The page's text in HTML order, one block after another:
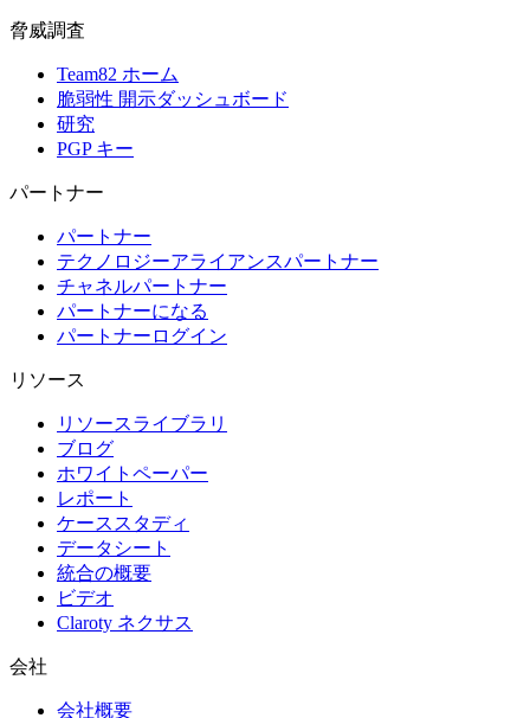
脅威調査
Team82 ホーム
脆弱性 開示ダッシュボード
研究
PGP キー
パートナー
パートナー
テクノロジーアライアンスパートナー
チャネルパートナー
パートナーになる
パートナーログイン
リソース
リソースライブラリ
ブログ
ホワイトペーパー
レポート
ケーススタディ
データシート
統合の概要
ビデオ
Claroty ネクサス
会社
会社概要